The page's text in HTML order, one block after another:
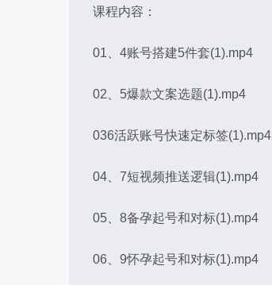
课程内容：
01、4账号搭建5件套(1).mp4
02、5爆款文案选题(1).mp4
036活跃账号快速定标签(1).mp4
04、7短视频推送逻辑(1).mp4
05、8备孕起号和对标(1).mp4
06、9怀孕起号和对标(1).mp4